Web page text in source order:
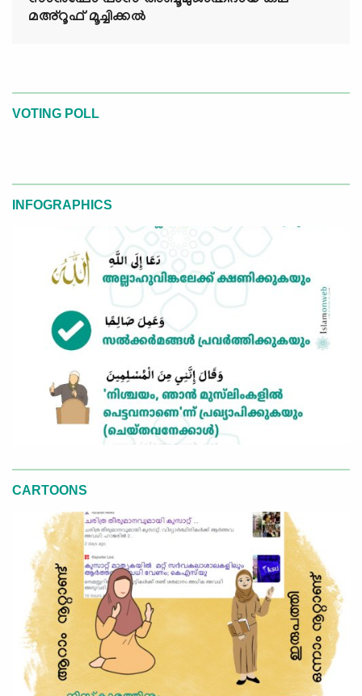
മഅ്റൂഫ് മൂച്ചിക്കല്‍
VOTING POLL
INFOGRAPHICS
CARTOONS